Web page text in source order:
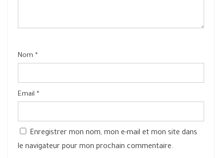
Nom *
Email *
Enregistrer mon nom, mon e-mail et mon site dans
le navigateur pour mon prochain commentaire.